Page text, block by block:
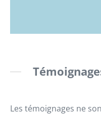
Les témoignages ne